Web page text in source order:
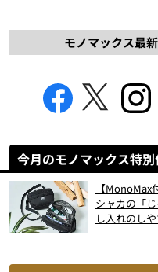
モノマックス最
今月のモノマックス特
【
シャカの「
し入れのし